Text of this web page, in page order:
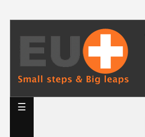
☰
Tüm
Ürünler
Islak